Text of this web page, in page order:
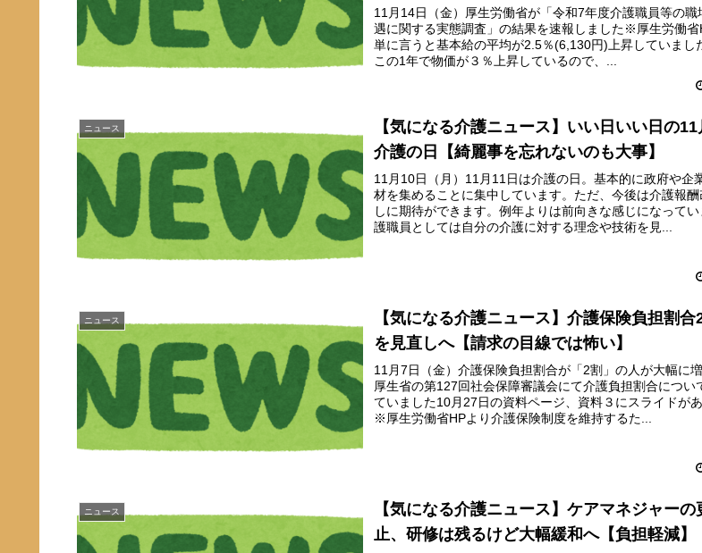
11月14日（金）厚生労働省が「令和7年度介護職員等の職
遇に関する実態調査」の結果を速報しました※厚生労働省
単に言うと基本給の平均が2.5％(6,130円)上昇していまし
この1年で物価が３％上昇しているので、...
ニュース
【気になる介護ニュース】いい日いい日の
介護の日【綺麗事を忘れないのも大事】
11月10日（月）11月11日は介護の日。基本的に政府や企
材を集めることに集中しています。ただ、今後は介護報酬
しに期待ができます。例年よりは前向きな感じになって
護職員としては自分の介護に対する理念や技術を見...
ニュース
【気になる介護ニュース】介護保険負担割合
を見直しへ【請求の目線では怖い】
11月7日（金）介護保険負担割合が「2割」の人が大幅に
厚生省の第127回社会保障審議会にて介護負担割合につい
ていました10月27日の資料ページ、資料３にスライドがあ
※厚生労働省HPより介護保険制度を維持するた...
ニュース
【気になる介護ニュース】ケアマネジャーの
止、研修は残るけど大幅緩和へ【負担軽減】